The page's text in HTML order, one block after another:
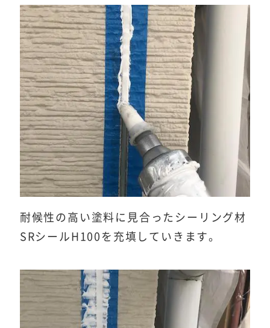
耐候性の高い塗料に見合ったシーリング材
SRシールH100を充填していきます。